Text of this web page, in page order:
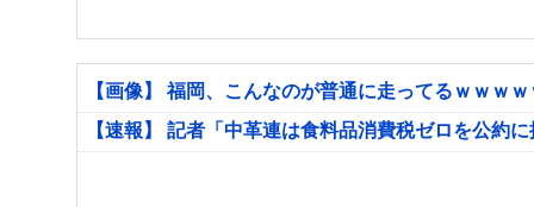
【画像】 福岡、こんなのが普通に走ってるｗｗｗ
【速報】 記者「中革連は食料品消費税ゼロを公約